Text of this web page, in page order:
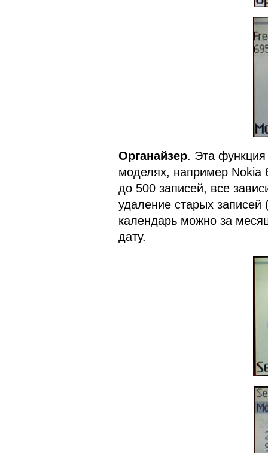
Органайзер. Эта функция
моделях, например Nokia
до 500 записей, все
удаление старых
календарь можно за
дату.